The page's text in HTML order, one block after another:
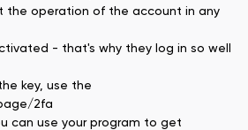
the operation of the account in any
- that's why they log in so well
key, use the
2fa
can use your program to get